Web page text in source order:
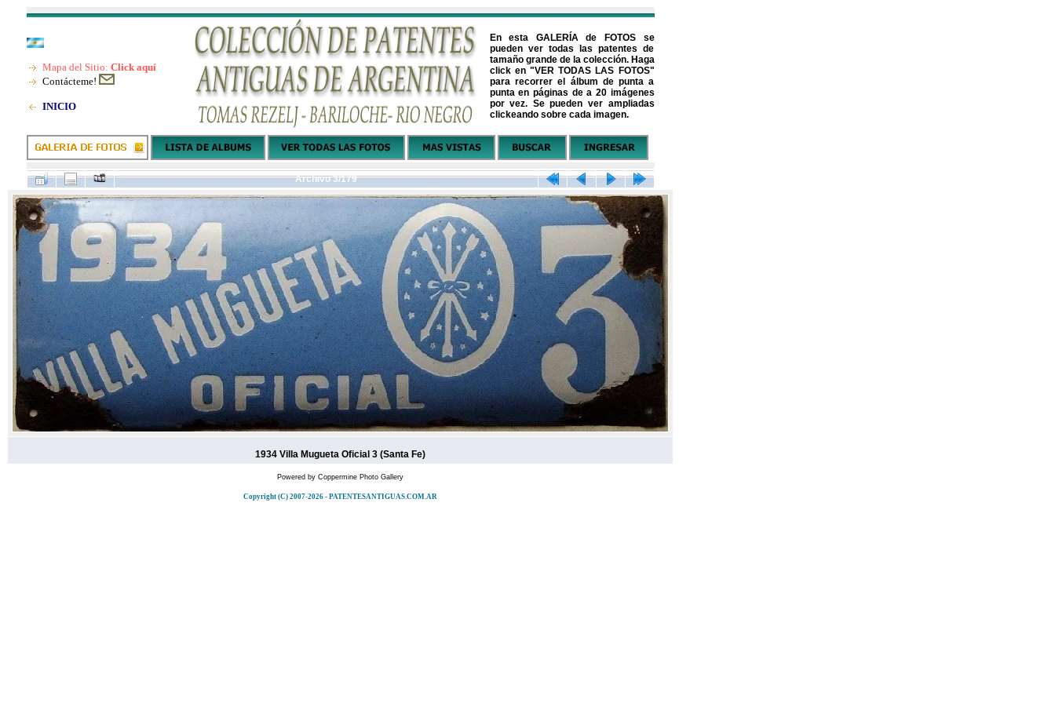
Mapa del Sitio: Click aquí
Contácteme!
INICIO
En esta GALERÍA de FOTOS se
pueden ver todas las patentes de
tamaño grande de la colección. Haga
click en "VER TODAS LAS FOTOS"
para recorrer el álbum de punta a
punta en páginas de a 20 imágenes
por vez. Se pueden ver ampliadas
clickeando sobre cada imagen.
Archivo 3/179
1934 Villa Mugueta Oficial 3 (Santa Fe)
Powered by Coppermine Photo Gallery
Copyright (C) 2007-2026 - PATENTESANTIGUAS.COM.AR